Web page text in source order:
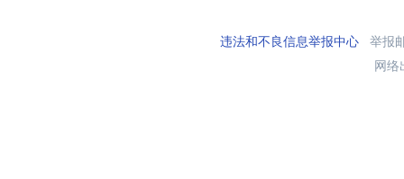
违法和不良信息举报中心举报
网